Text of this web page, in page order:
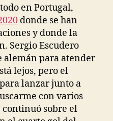
en Portugal,
donde se han
y donde la
Sergio Escudero
alemán para atender
lejos, pero el
lanzar junto a
con varios
continuó sobre el